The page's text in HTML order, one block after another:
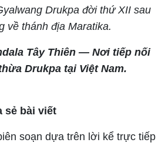
Drukpa đời thứ XII sau
về thánh địa Maratika.
Tây Thiên — Nơi tiếp nối
Drukpa tại Việt Nam.
sẻ bài viết
soạn dựa trên lời kể trực tiếp